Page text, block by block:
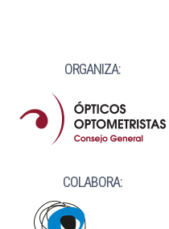
ORGANIZA:
COLABORA: